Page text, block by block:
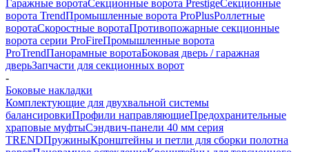
Гаражные воротаСекционные ворота PrestigeСекционные
ворота TrendПромышленные ворота ProPlusРоллетные
воротаСкоростные воротаПротивопожарные секционные
ворота серии ProFireПромышленные ворота
ProTrendПанорамные воротаБоковая дверь / гаражная
дверьЗапчасти для секционных ворот
-
Боковые накладки
Комплектующие для двухвальной системы
балансировкиПрофили направляющиеПредохранительные
храповые муфтыСэндвич-панели 40 мм серия
TRENDПружиныКронштейны и петли для сборки полотна